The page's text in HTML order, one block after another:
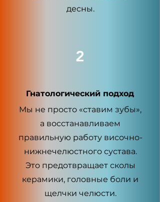
десны.
2
Гнатологический подход
Мы не просто «ставим зубы»,
а восстанавливаем
правильную работу височно-
нижнечелюстного сустава.
Это предотвращает сколы
керамики, головные боли и
щелчки челюсти.